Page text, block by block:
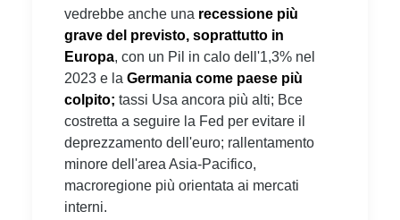
vedrebbe anche una recessione più
grave del previsto, soprattutto in
Europa, con un Pil in calo dell'1,3% nel
2023 e la Germania come paese più
colpito; tassi Usa ancora più alti; Bce
costretta a seguire la Fed per evitare il
deprezzamento dell'euro; rallentamento
minore dell'area Asia-Pacifico,
macroregione più orientata ai mercati
interni.